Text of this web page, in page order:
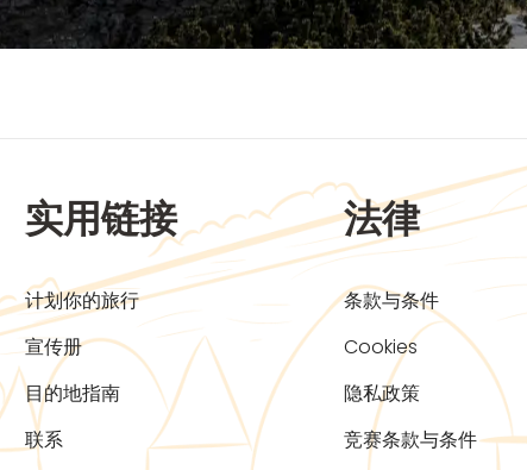
实用链接
计划你的旅行
宣传册
目的地指南
联系
法律
条款与条件
Cookies
隐私政策
竞赛条款与条件